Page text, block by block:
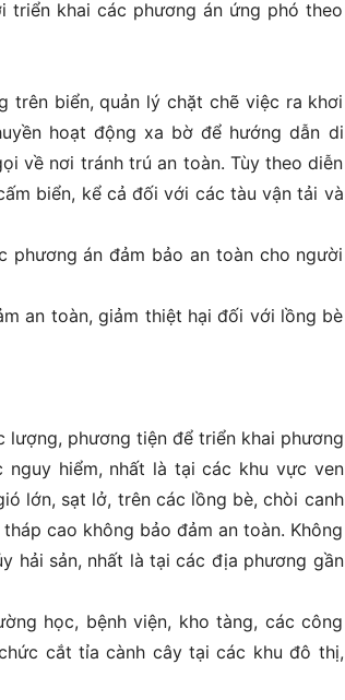
khai các phương án ứng phó theo
trên biển, quản lý chặt chẽ việc ra khơi
hoạt động xa bờ để hướng dẫn di
về nơi tránh trú an toàn. Tùy theo diễn
biển, kể cả đối với các tàu vận tải và
phương án đảm bảo an toàn cho người
an toàn, giảm thiệt hại đối với lồng bè
lượng, phương tiện để triển khai phương
hiểm, nhất là tại các khu vực ven
lớn, sạt lở, trên các lồng bè, chòi canh
cao không bảo đảm an toàn. Không
hải sản, nhất là tại các địa phương gần
học, bệnh viện, kho tàng, các công
cắt tỉa cành cây tại các khu đô thị,